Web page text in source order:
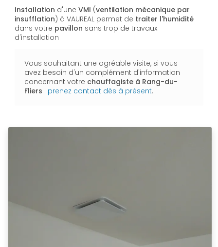
Installation d'une VMI (ventilation mécanique par
insufflation) à VAUREAL permet de traiter l'humidité
dans votre pavillon sans trop de travaux
d'installation
Vous souhaitant une agréable visite, si vous
avez besoin d'un complément d'information
concernant votre chauffagiste à Rang-du-
Fliers : prenez contact dès à présent.